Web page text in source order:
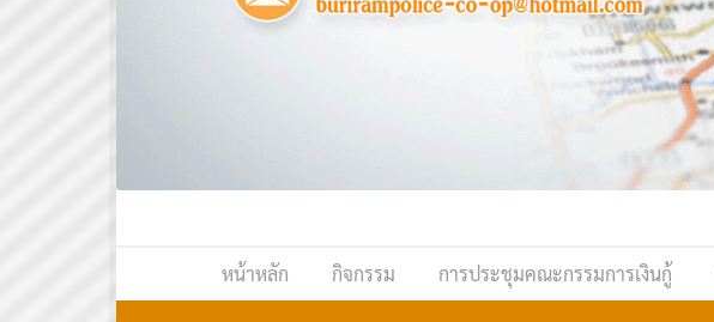
หน้าหลัก กิจกรรม การประชุมคณะกรรมการเงินกู้